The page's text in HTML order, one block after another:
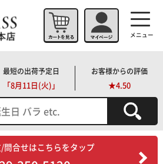
メニュー
最短の出荷予定日
「8月11日(火)」
お客様からの評価
★4.50
問合せはこちらをタップ